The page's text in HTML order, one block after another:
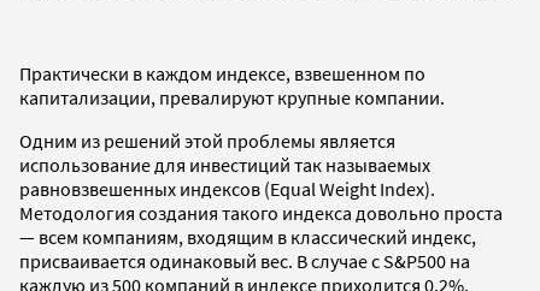
Практически в каждом индексе, взвешенном по
капитализации, превалируют крупные компании.
Одним из решений этой проблемы является
использование для инвестиций так называемых
равновзвешенных индексов (Equal Weight Index).
Методология создания такого индекса довольно проста
— всем компаниям, входящим в классический индекс,
присваивается одинаковый вес. В случае с S&P500 на
каждую из 500 компаний в индексе приходится 0,2%.